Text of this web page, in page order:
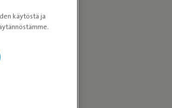
käytöstä ja